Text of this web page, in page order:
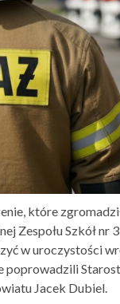
które
Zespołu Szkół nr
w uroczystości
poprowadzili
Jacek Dubiel.